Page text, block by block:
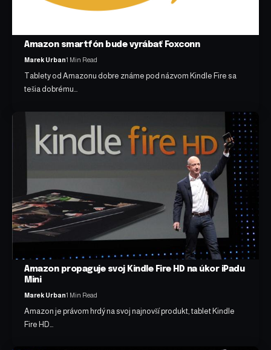
Amazon smartfón bude vyrábať Foxconn
Marek Urban1 Min Read
Tablety od Amazonu dobre známe pod názvom Kindle Fire sa
tešia dobrému…
Amazon propaguje svoj Kindle Fire HD na úkor iPadu
Mini
Marek Urban1 Min Read
Amazon je právom hrdý na svoj najnovší produkt, tablet Kindle
Fire HD…